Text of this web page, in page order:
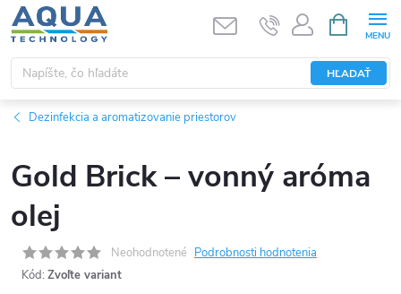
Prejsť
na
obsah
HĽADAŤ
KOŠÍK
Dezinfekcia a aromatizovanie priestorov
Gold Brick – vonný aróma
olej
Neohodnotené Podrobnosti hodnotenia
Kód: Zvoľte variant